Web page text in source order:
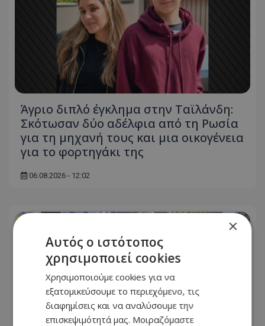
Άγριο διπλό έγκλημα στην Ταϊλάνδη:
Σκότωσαν δύο αδέλφια από τη Ρωσία
για τη μηχανή τους και μια οικογένεια
για το φορτηγάκι της
06.08.2026 - 12:02
×
Αυτός ο ιστότοπος
χρησιμοποιεί cookies
Χρησιμοποιούμε cookies για να
εξατομικεύσουμε το περιεχόμενο, τις
διαφημίσεις και να αναλύσουμε την
επισκεψιμότητά μας. Μοιραζόμαστε